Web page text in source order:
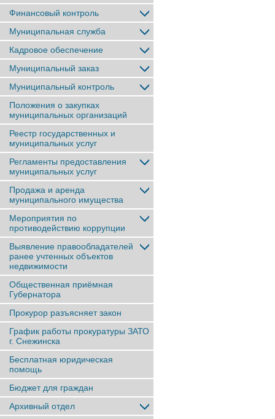
Финансовый контроль
Муниципальная служба
Кадровое обеспечение
Муниципальный заказ
Муниципальный контроль
Положения о закупках
муниципальных организаций
Реестр государственных и
муниципальных услуг
Регламенты предоставления
муниципальных услуг
Продажа и аренда
муниципального имущества
Мероприятия по
противодействию коррупции
Выявление правообладателей
ранее учтенныx объектов
недвижимости
Общественная приёмная
Губернатора
Прокурор разъясняет закон
График работы прокуратуры ЗАТО
г. Снежинска
Бесплатная юридическая
помощь
Бюджет для граждан
Архивный отдел